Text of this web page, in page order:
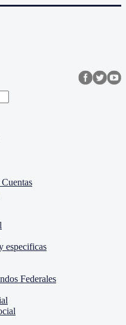
especificas
Federales